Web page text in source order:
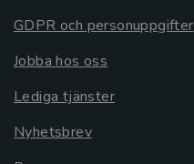
GDPR och personuppgifter
Jobba hos oss
Lediga tjänster
Nyhetsbrev